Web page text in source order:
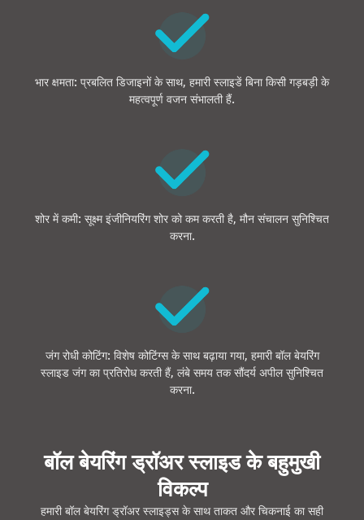
भार क्षमता: प्रबलित डिजाइनों के साथ, हमारी स्लाइडें बिना किसी गड़बड़ी के
महत्वपूर्ण वजन संभालती हैं.
शोर में कमी: सूक्ष्म इंजीनियरिंग शोर को कम करती है, मौन संचालन सुनिश्चित
करना.
जंग रोधी कोटिंग: विशेष कोटिंग्स के साथ बढ़ाया गया, हमारी बॉल बेयरिंग
स्लाइड जंग का प्रतिरोध करती हैं, लंबे समय तक सौंदर्य अपील सुनिश्चित
करना.
बॉल बेयरिंग ड्रॉअर स्लाइड के बहुमुखी
विकल्प
हमारी बॉल बेयरिंग ड्रॉअर स्लाइड्स के साथ ताकत और चिकनाई का सही